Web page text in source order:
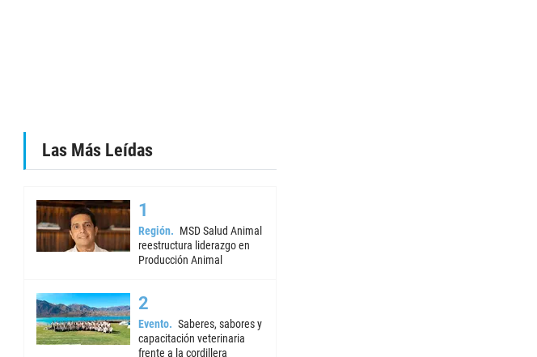
Las Más Leídas
Región
MSD Salud Animal
reestructura liderazgo en
Producción Animal
Evento
Saberes, sabores y
capacitación veterinaria
frente a la cordillera